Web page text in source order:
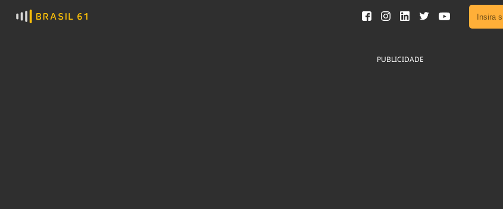
PUBLICIDADE